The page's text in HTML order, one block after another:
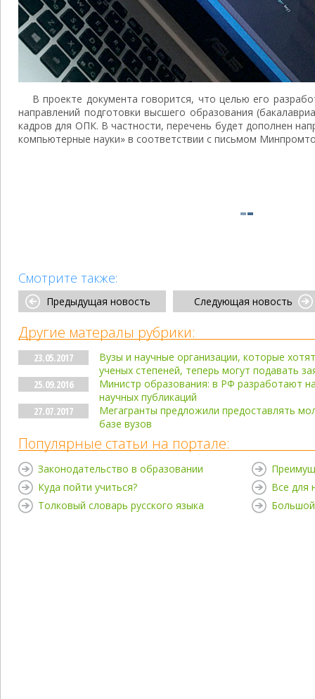
В проекте документа говорится, что целью его
направлений подготовки высшего образования
кадров для ОПК. В частности, перечень будет дополнен
компьютерные науки» в соответствии с письмом
Смотрите также:
Предыдущая новость Следующая новость
Другие матералы рубрики:
23.05.2017
Вузы и научные организации, которые
ученых степеней, теперь могут подавать
25.09.2016
Министр образования: в РФ разработают
научных публикаций
27.07.2017
Мегагранты предложили предоставлять
базе вузов
Популярные статьи на портале:
Законодательство в образовании
Куда пойти учиться?
Толковый словарь русского языка
Все для
Большой